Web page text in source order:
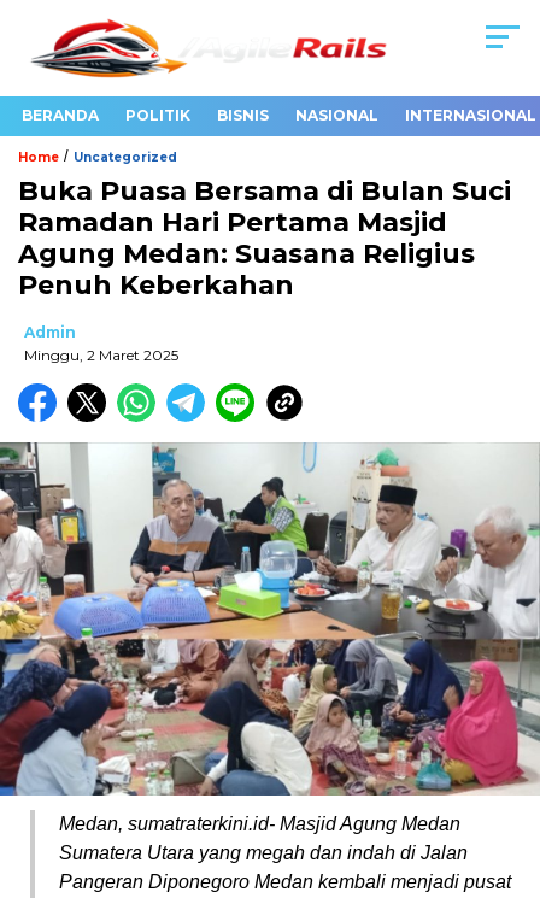
BERANDA POLITIK BISNIS NASIONAL INTERNASIONAL
Home / Uncategorized
Buka Puasa Bersama di Bulan Suci
Ramadan Hari Pertama Masjid
Agung Medan: Suasana Religius
Penuh Keberkahan
Admin
Minggu, 2 Maret 2025
Medan, sumatraterkini.id- Masjid Agung Medan
Sumatera Utara yang megah dan indah di Jalan
Pangeran Diponegoro Medan kembali menjadi pusat